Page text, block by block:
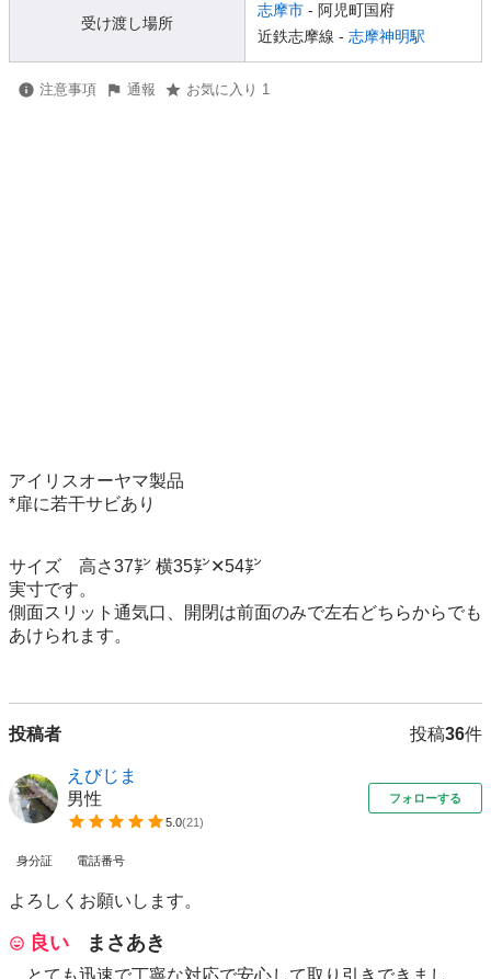
受け渡し場所
志摩市 - 阿児町国府
近鉄志摩線 - 志摩神明駅
注意事項 通報 お気に入り 1
アイリスオーヤマ製品
*扉に若干サビあり
サイズ　高さ37㌢ 横35㌢✕54㌢
実寸です。
側面スリット通気口、開閉は前面のみで左右どちらからでも
あけられます。
投稿者 投稿36件
えびじま
男性
5.0(21)
フォローする
身分証 電話番号
よろしくお願いします。
良い まさあき
とても迅速で丁寧な対応で安心して取り引きできまし